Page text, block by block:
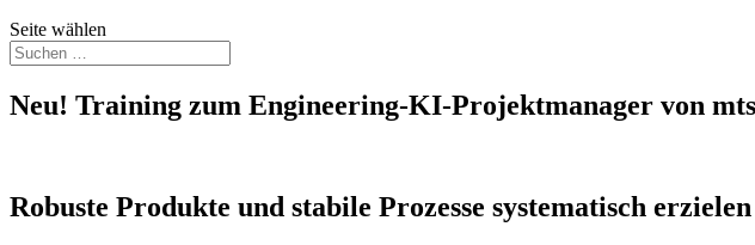
Seite wählen
Neu! Training zum Engineering-KI-Projektmanager von
Robuste Produkte und stabile Prozesse systematisch